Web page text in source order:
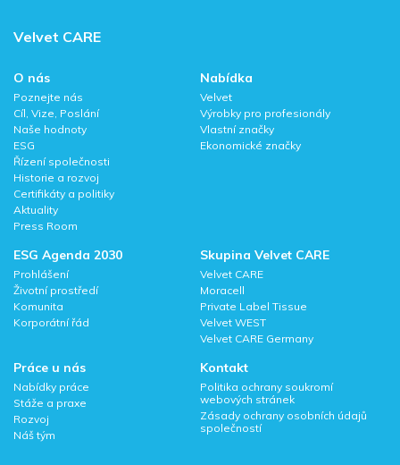
Velvet CARE
O nás
Poznejte nás
Cíl, Vize, Poslání
Naše hodnoty
ESG
Řízení společnosti
Historie a rozvoj
Certifikáty a politiky
Aktuality
Press Room
Nabídka
Velvet
Výrobky pro profesionály
Vlastní značky
Ekonomické značky
ESG Agenda 2030
Prohlášení
Životní prostředí
Komunita
Korporátní řád
Skupina Velvet CARE
Velvet CARE
Moracell
Private Label Tissue
Velvet WEST
Velvet CARE Germany
Práce u nás
Nabídky práce
Stáže a praxe
Rozvoj
Náš tým
Kontakt
Politika ochrany soukromí
webových stránek
Zásady ochrany osobních údajů
společností